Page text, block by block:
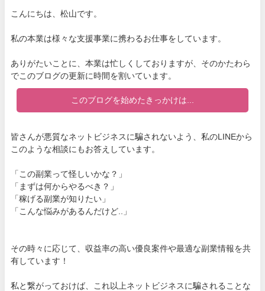
こんにちは、松山です。
私の本業は様々な支援事業に携わるお仕事をしています。
ありがたいことに、本業は忙しくしておりますが、そのかたわら
でこのブログの更新に時間を割いています。
このブログを始めたきっかけは...
皆さんが悪質なネットビジネスに騙されないよう、私のLINEから
このような相談にもお答えしています。
「この副業って怪しいかな？」
「まずは何からやるべき？」
「稼げる副業が知りたい」
「こんな悩みがあるんだけど..」
その時々に応じて、収益率の高い優良案件や最適な副業情報を共
有しています！
私と繋がっておけば、これ以上ネットビジネスに騙されることな